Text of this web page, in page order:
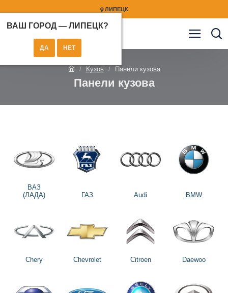
ЛИПЕЦК
ВАШ ГОРОД — ЛИПЕЦК?
Кузов Панели кузова
Панели кузова
ВАЗ
(ЛАДА)
ГАЗ Audi BMW
Chery Chevrolet Citroen Daewoo